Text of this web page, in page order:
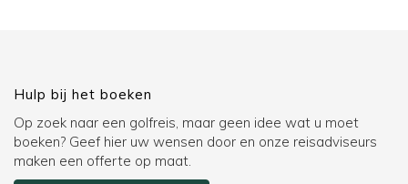
Hulp bij het boeken
Op zoek naar een golfreis, maar geen idee wat u moet
boeken? Geef hier uw wensen door en onze reisadviseurs
maken een offerte op maat.